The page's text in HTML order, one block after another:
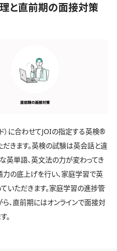
と直前期の面接対策
）に合わせてJOIの指定する英検®️
きます。英検の試験は英会話と違
英単語、英文法の力が変わってき
力の底上げを行い、家庭学習で英
いただきます。家庭学習の進捗管
、直前期にはオンラインで面接対
。